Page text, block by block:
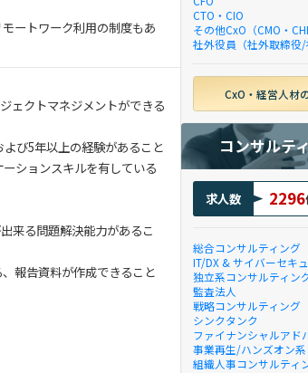
ートワーク利用の制度もあ
ェクトマネジメントができる
び5年以上の経験があること
ションスキルを有している
来る問題解決能力があるこ
報告資料が作成できること
CTO・CIO
その他CxO（CMO・
社外役員（社外取締役/
CxO・経営人材
コンサルテ
求人数 2296
総合コンサルティング
IT/DX & サイバーセキ
独立系コンサルティン
監査法人
戦略コンサルティング
シンクタンク
ファイナンシャルアド
事業再生/ハンズオン
組織人事コンサルティ